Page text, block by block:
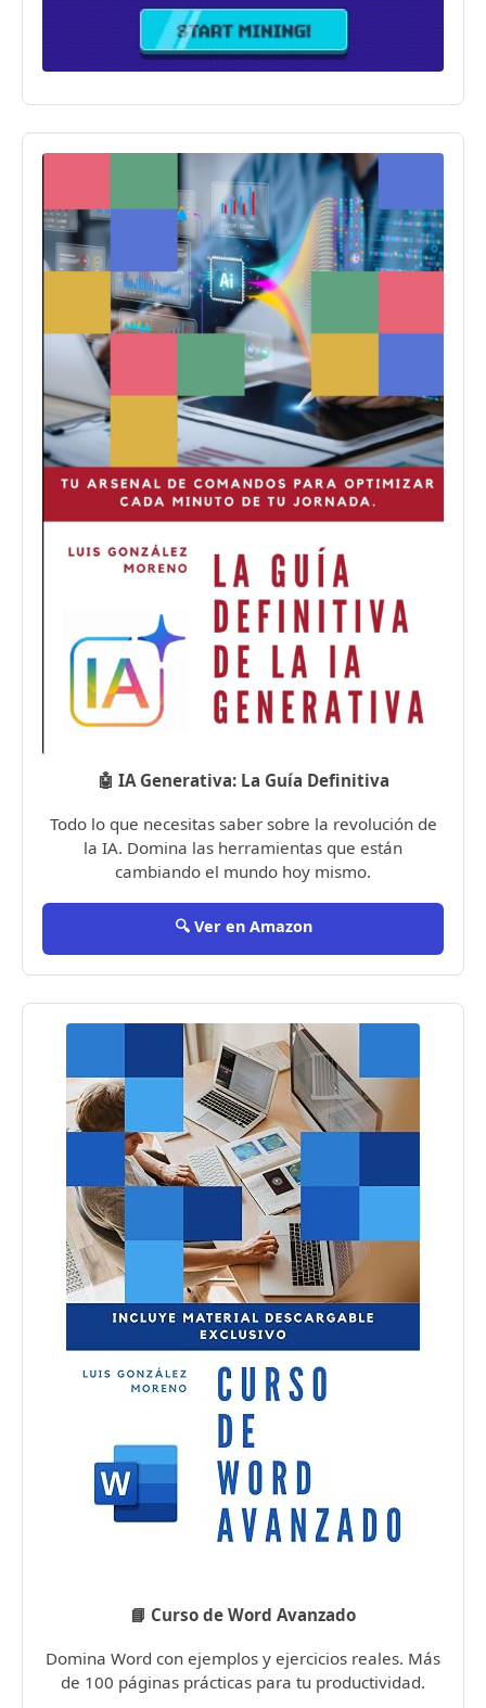
🤖 IA Generativa: La Guía Definitiva
Todo lo que necesitas saber sobre la revolución de
la IA. Domina las herramientas que están
cambiando el mundo hoy mismo.
🔍 Ver en Amazon
📘 Curso de Word Avanzado
Domina Word con ejemplos y ejercicios reales. Más
de 100 páginas prácticas para tu productividad.